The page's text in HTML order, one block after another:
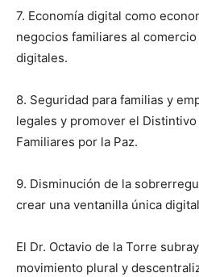
7. Economía digital como
negocios familiares al
digitales.
8. Seguridad para familias y
legales y promover el
Familiares por la Paz.
9. Disminución de la
crear una ventanilla única
El Dr. Octavio de la Torre
movimiento plural y